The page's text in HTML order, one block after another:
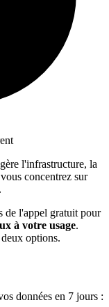
l'infrastructure, la
concentrez sur
de l'appel gratuit pour
à votre usage.
options.
données en 7 jours :